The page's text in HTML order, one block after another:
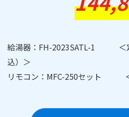
給湯器：FH-2023SATL-1 ＜
込）＞
リモコン：MFC-250セット ＜